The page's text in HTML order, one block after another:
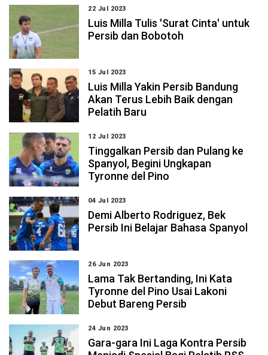
22 Jul 2023
Luis Milla Tulis 'Surat Cinta' untuk
Persib dan Bobotoh
15 Jul 2023
Luis Milla Yakin Persib Bandung
Akan Terus Lebih Baik dengan
Pelatih Baru
12 Jul 2023
Tinggalkan Persib dan Pulang ke
Spanyol, Begini Ungkapan
Tyronne del Pino
04 Jul 2023
Demi Alberto Rodriguez, Bek
Persib Ini Belajar Bahasa Spanyol
26 Jun 2023
Lama Tak Bertanding, Ini Kata
Tyronne del Pino Usai Lakoni
Debut Bareng Persib
24 Jun 2023
Gara-gara Ini Laga Kontra Persib